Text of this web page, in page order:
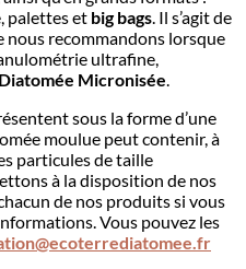
palettes et big bags. Il s’agit de
nous recommandons lorsque
ultrafine,
Micronisée.
sous la forme d’une
moulue peut contenir, à
particules de taille
à la disposition de nos
de nos produits si vous
Vous pouvez les